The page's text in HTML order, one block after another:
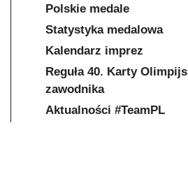
Polskie medale
Statystyka medalowa
Kalendarz imprez
Reguła 40. Karty
zawodnika
Aktualności #TeamPL